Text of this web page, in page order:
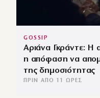
GOSSIP
Αριάνα Γκράντε: Η
η απόφαση να
της δημοσιότητας
ΠΡΙΝ ΑΠΌ 11 ΏΡΕΣ